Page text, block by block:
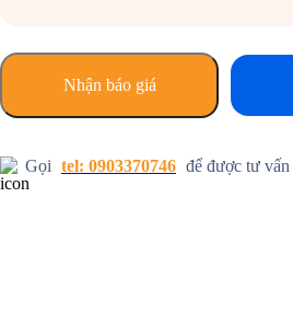
Nhận báo giá
Gọi tel: 0903370746 để được tư